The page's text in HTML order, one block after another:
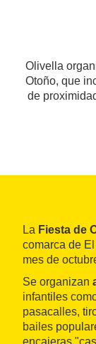
Olivella
Otoño, que
de
La Fiesta de
comarca de
mes de
Se organizan
infantiles
pasacalles,
bailes